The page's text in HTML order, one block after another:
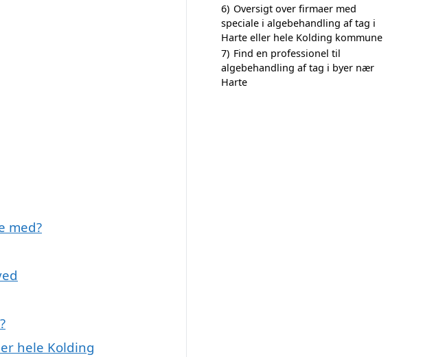
med?
hele Kolding
6) Oversigt over firmaer med
speciale i algebehandling af tag i
Harte eller hele Kolding kommune
7) Find en professionel til
algebehandling af tag i byer nær
Harte